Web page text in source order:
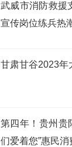
武威市消防救援
宣传岗位练兵热
甘肃甘谷2023年
第四年！贵州贵
们爱着您”惠民消